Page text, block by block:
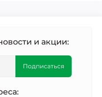
и акции:
Подписаться